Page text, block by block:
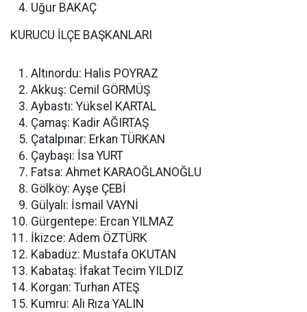
Uğur BAKAÇ
KURUCU İLÇE BAŞKANLARI
Altınordu: Halis POYRAZ
Akkuş: Cemil GÖRMÜŞ
Aybastı: Yüksel KARTAL
Çamaş: Kadir AĞIRTAŞ
Çatalpınar: Erkan TÜRKAN
Çaybaşı: İsa YURT
Fatsa: Ahmet KARAOĞLANOĞLU
Gölköy: Ayşe ÇEBİ
Gülyalı: İsmail VAYNİ
Gürgentepe: Ercan YILMAZ
İkizce: Adem ÖZTÜRK
Kabadüz: Mustafa OKUTAN
Kabataş: İfakat Tecim YILDIZ
Korgan: Turhan ATEŞ
Kumru: Ali Rıza YALIN